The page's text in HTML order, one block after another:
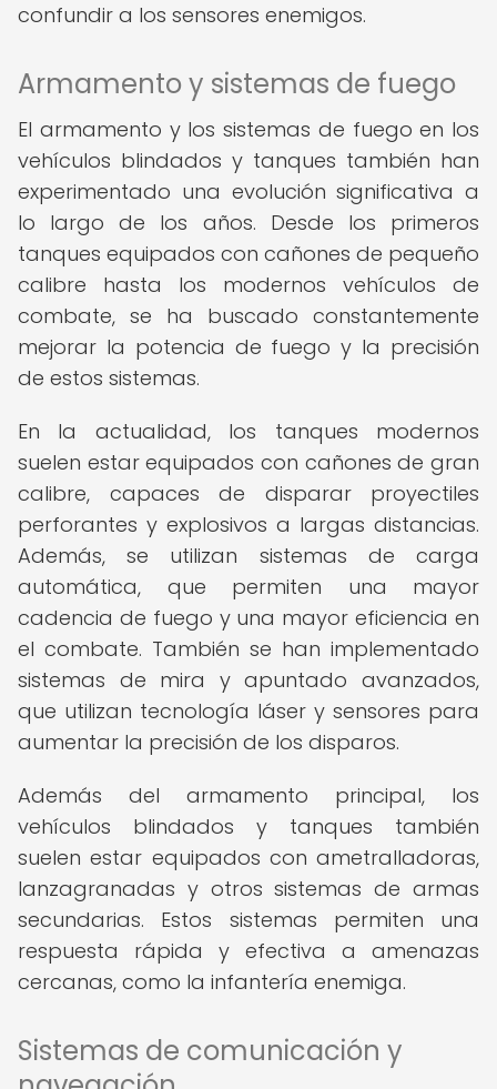
confundir a los sensores enemigos.
Armamento y sistemas de fuego
El armamento y los sistemas de fuego en los
vehículos blindados y tanques también han
experimentado una evolución significativa a
lo largo de los años. Desde los primeros
tanques equipados con cañones de pequeño
calibre hasta los modernos vehículos de
combate, se ha buscado constantemente
mejorar la potencia de fuego y la precisión
de estos sistemas.
En la actualidad, los tanques modernos
suelen estar equipados con cañones de gran
calibre, capaces de disparar proyectiles
perforantes y explosivos a largas distancias.
Además, se utilizan sistemas de carga
automática, que permiten una mayor
cadencia de fuego y una mayor eficiencia en
el combate. También se han implementado
sistemas de mira y apuntado avanzados,
que utilizan tecnología láser y sensores para
aumentar la precisión de los disparos.
Además del armamento principal, los
vehículos blindados y tanques también
suelen estar equipados con ametralladoras,
lanzagranadas y otros sistemas de armas
secundarias. Estos sistemas permiten una
respuesta rápida y efectiva a amenazas
cercanas, como la infantería enemiga.
Sistemas de comunicación y